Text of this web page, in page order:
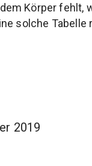
Körper
solche Tabelle
2019